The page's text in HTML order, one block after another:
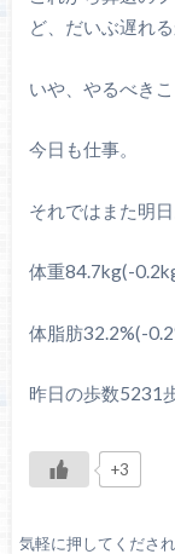
ど、だいぶ遅れ
いや、やるべき
今日も仕事。
それではまた明日
体重84.7kg(-
体脂肪32.2%(-
昨日の歩数5231
+3
気軽に押してくださ